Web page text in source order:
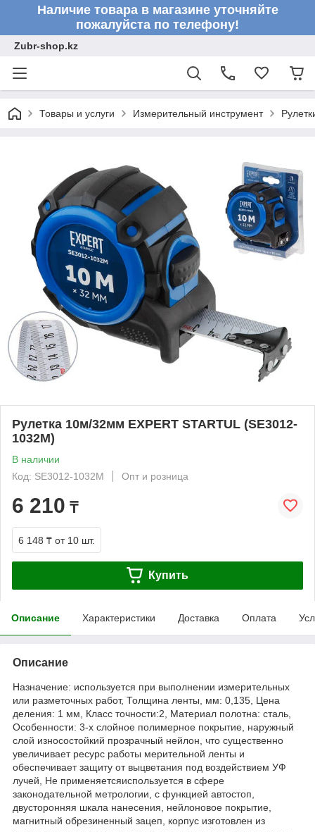
Наличие товара в магазине уточняйте
пожалуйста по телефону!
Zubr-shop.kz
Товары и услуги Измерительный инструмент
Рулетка 10м/32мм EXPERT STARTUL (SE3012-
1032M)
В наличии
Код: SE3012-1032M
Опт и розница
6 210 ₸
6 148 ₸ от 10 шт.
Купить
Описание Характеристики Доставка Оплата
Описание
Назначение: используется при выполнении измерительных
или разметочных работ, Толщина ленты, мм: 0,135, Цена
деления: 1 мм, Класс точности:2, Материал полотна: сталь,
Особенности: 3-х слойное полимерное покрытие, наружный
слой износостойкий прозрачный нейлон, что существенно
увеличивает ресурс работы мерительной ленты и
обеспечивает защиту от выцветания под воздействием УФ
лучей, Не применяетсяиспользуется в сфере
законодательной метрологии, с функцией автостоп,
двусторонняя шкала нанесения, нейлоновое покрытие,
магнитный обрезиненный зацеп, корпус изготовлен из